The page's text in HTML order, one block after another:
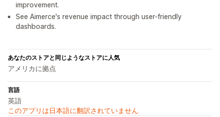
improvement.
See Aimerce's revenue impact through user-friendly
dashboards.
あなたのストアと同じようなストアに人気
アメリカに拠点
言語
英語
このアプリは日本語に翻訳されていません